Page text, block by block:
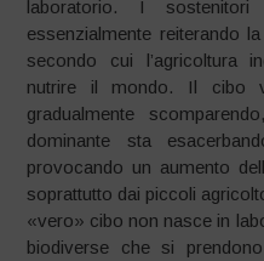
laboratorio. I
essenzialmente reiterando
secondo cui l’agricoltura
nutrire il mondo. Il cibo
gradualmente
dominante sta
provocando un aumento
soprattutto dai piccoli
«vero» cibo non nasce in
biodiverse che si